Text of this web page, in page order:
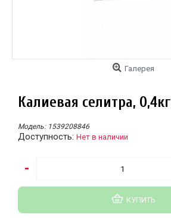
Галерея
Калиевая селитра, 0,4кг
Модель: 1539208846
Доступность: Нет в наличии
-
КУПИТЬ